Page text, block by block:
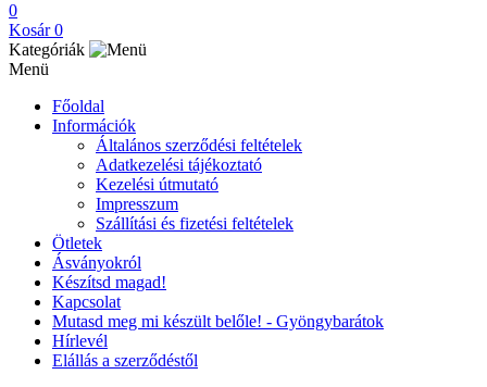
0
Kosár 0
Kategóriák
Menü
Főoldal
Információk
Általános szerződési feltételek
Adatkezelési tájékoztató
Kezelési útmutató
Impresszum
Szállítási és fizetési feltételek
Ötletek
Ásványokról
Készítsd magad!
Kapcsolat
Mutasd meg mi készült belőle! - Gyöngybarátok
Hírlevél
Elállás a szerződéstől